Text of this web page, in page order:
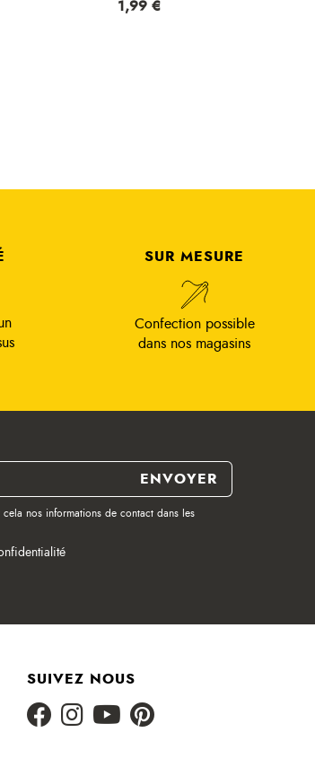
Prix
1,99 €
SUR MESURE
Confection possible
dans nos magasins
nos informations de contact dans les
SUIVEZ NOUS